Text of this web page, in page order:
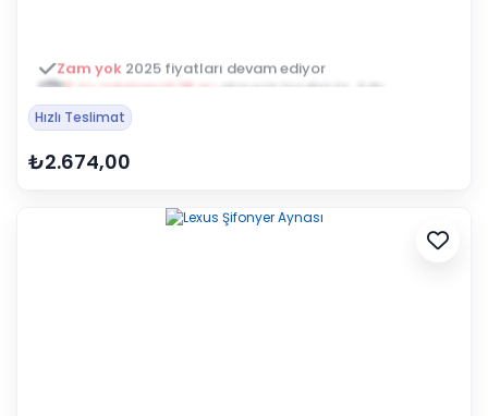
3 ay ertelemeli 18 ayalışveriş kredisiyle öde
Hızlı Teslimat
₺2.674,00